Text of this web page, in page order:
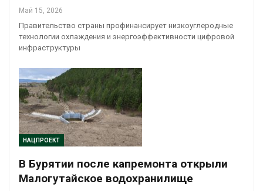
Май 15, 2026
Правительство страны профинансирует низкоуглеродные
технологии охлаждения и энергоэффективности цифровой
инфраструктуры
НАЦПРОЕКТ
В Бурятии после капремонта открыли
Малогутайское водохранилище